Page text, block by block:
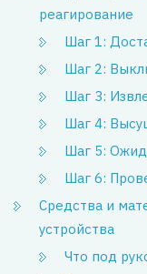
реагирование
Шаг 1:
Шаг 2:
Шаг 3:
Шаг 4:
Шаг 5:
Шаг 6:
Средства и
устройства
Что под